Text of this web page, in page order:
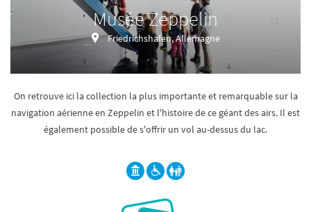
Musée Zeppelin
Friedrichshafen, Allemagne
On retrouve ici la collection la plus importante et remarquable sur la
navigation aérienne en Zeppelin et l'histoire de ce géant des airs. Il est
également possible de s'offrir un vol au-dessus du lac.